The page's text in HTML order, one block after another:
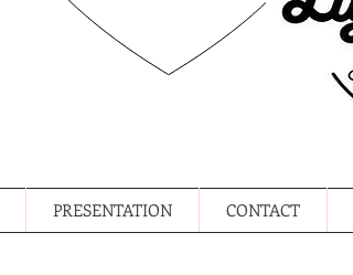
PRESENTATION CONTACT